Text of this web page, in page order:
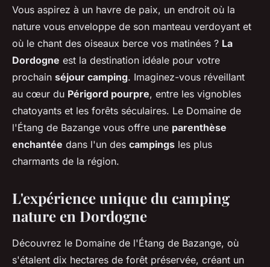
Camping en Dordogne : un
séjour confortable en pleine
nature
michelle•9 février 2024 •2 min de lecture
Vous aspirez à un havre de paix, un endroit où la
nature vous enveloppe de son manteau verdoyant et
où le chant des oiseaux berce vos matinées ? La
Dordogne est la destination idéale pour votre
prochain séjour camping. Imaginez-vous réveillant
au cœur du Périgord pourpre, entre les vignobles
chatoyants et les forêts séculaires. Le Domaine de
l'Étang de Bazange vous offre une parenthèse
enchantée dans l'un des campings les plus
charmants de la région.
L'expérience unique du camping
nature en Dordogne
Découvrez le Domaine de l'Étang de Bazange, où
s'étalent dix hectares de forêt préservée, créant un